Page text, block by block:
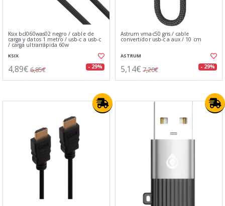
Ksix bcl060was02 negro / cable de
carga y datos 1 metro / usb-c a usb-c
/ carga ultrarrápida 60w
KSIX
4,89€ 6,85€ - 29%
Astrum vmac50 gris / cable
convertidor usb-c a aux / 10 cm
ASTRUM
5,14€ 7,20€ - 29%